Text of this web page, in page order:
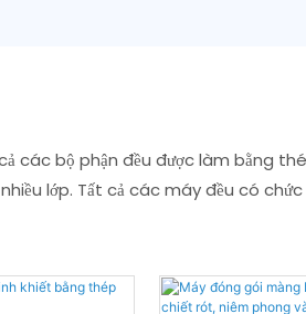
các bộ phận đều được làm bằng
lớp. Tất cả các máy đều có